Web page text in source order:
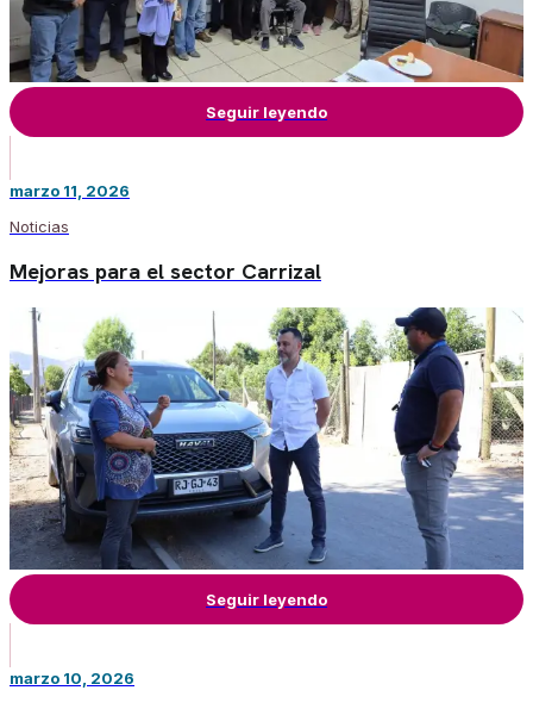
Seguir leyendo
marzo 11, 2026
Noticias
Mejoras para el sector Carrizal
Seguir leyendo
marzo 10, 2026